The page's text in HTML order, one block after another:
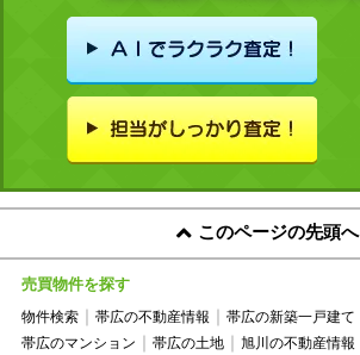
このページの先頭へ
売買物件を探す
物件検索 帯広の不動産情報 帯広の新築一戸建て
帯広のマンション
帯広の土地 旭川の不動産情報